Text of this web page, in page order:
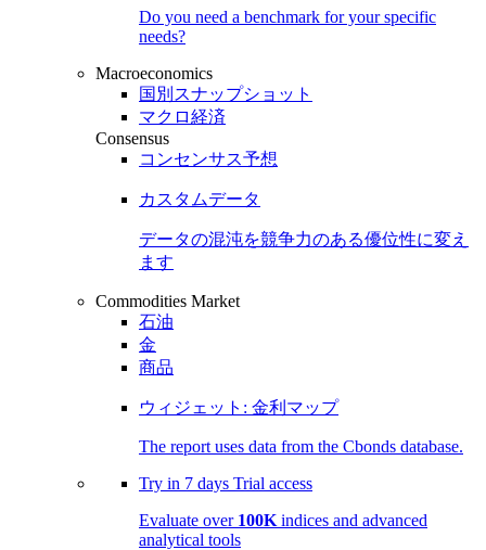
Do you need a benchmark for your specific
needs?
Macroeconomics
国別スナップショット
マクロ経済
Consensus
コンセンサス予想
カスタムデータ
データの混沌を競争力のある優位性に変え
ます
Commodities Market
石油
金
商品
ウィジェット: 金利マップ
The report uses data from the Cbonds database.
Try in 7 days Trial access
Evaluate over 100K indices and advanced
analytical tools